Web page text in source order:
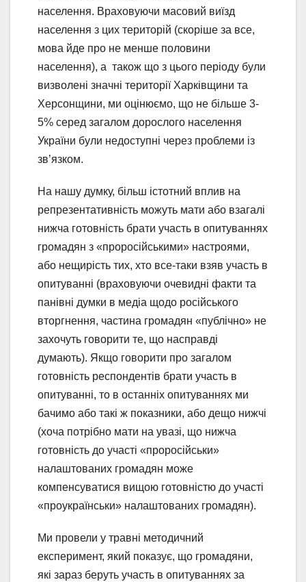
населення. Враховуючи масовий виїзд
населення з цих територій (скоріше за все,
мова йде про не менше половини
населення), а також що з цього періоду були
визволені значні території Харківщини та
Херсонщини, ми оцінюємо, що не більше 3-
5% серед загалом дорослого населення
України були недоступні через проблеми із
зв’язком.
На нашу думку, більш істотний вплив на
репрезентативність можуть мати або взагалі
нижча готовність брати участь в опитуваннях
громадян з «проросійськими» настроями,
або нещирість тих, хто все-таки взяв участь в
опитуванні (враховуючи очевидні факти та
панівні думки в медіа щодо російського
вторгнення, частина громадян «публічно» не
захочуть говорити те, що насправді
думають). Якщо говорити про загалом
готовність респондентів брати участь в
опитуванні, то в останніх опитуваннях ми
бачимо або такі ж показники, або дещо нижчі
(хоча потрібно мати на увазі, що нижча
готовність до участі «проросійськи»
налаштованих громадян може
компенсуватися вищою готовністю до участі
«проукраїнськи» налаштованих громадян).
Ми провели у травні методичний
експеримент, який показує, що громадяни,
які зараз беруть участь в опитуваннях за